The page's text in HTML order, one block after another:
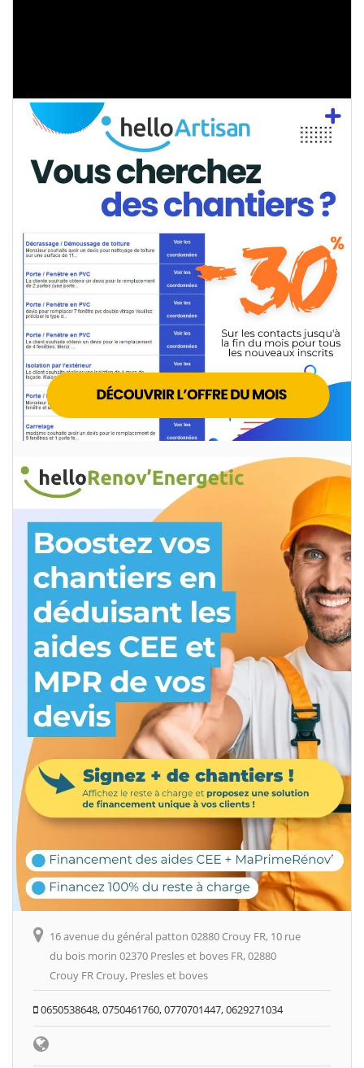
16 avenue du général patton 02880 Crouy FR, 10 rue
du bois morin 02370 Presles et boves FR, 02880
Crouy FR Crouy, Presles et boves
0650538648, 0750461760, 0770701447, 0629271034